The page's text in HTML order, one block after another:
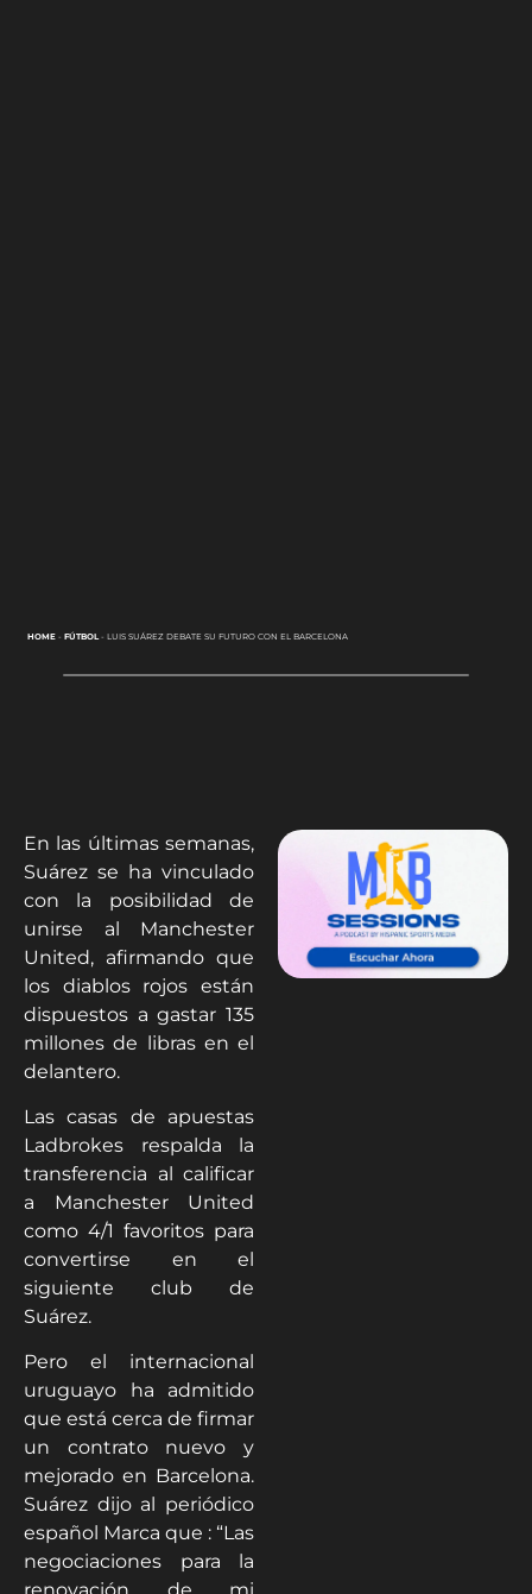
HOME- FÚTBOL- LUIS SUÁREZ DEBATE SU FUTURO CON EL BARCELONA
En las últimas semanas,
Suárez se ha vinculado
con la posibilidad de
unirse al Manchester
United, afirmando que
los diablos rojos están
dispuestos a gastar 135
millones de libras en el
delantero.
Las casas de apuestas
Ladbrokes respalda la
transferencia al calificar
a Manchester United
como 4/1 favoritos para
convertirse en el
siguiente club de
Suárez.
Pero el internacional
uruguayo ha admitido
que está cerca de firmar
un contrato nuevo y
mejorado en Barcelona.
Suárez dijo al periódico
español Marca que : “Las
negociaciones para la